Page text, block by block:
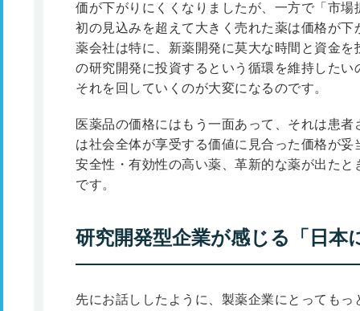
価が下がりにくくなりましたが、一方で「市
初の見込みを超えて大きく売れた薬は価格が
薬会社は特に、新薬開発に莫大な時間と資金
の研究開発に投資するという循環を維持した
それを回していくのが大変になるのです。
医薬品の価格にはもう一面あって、それは患
は社会全体が享受する価値に見合った価格が
安全性・有効性の高い薬、革新的な薬が出た
です。
研究開発型企業が感じる「日本
先にお話ししたように、製薬企業にとっても